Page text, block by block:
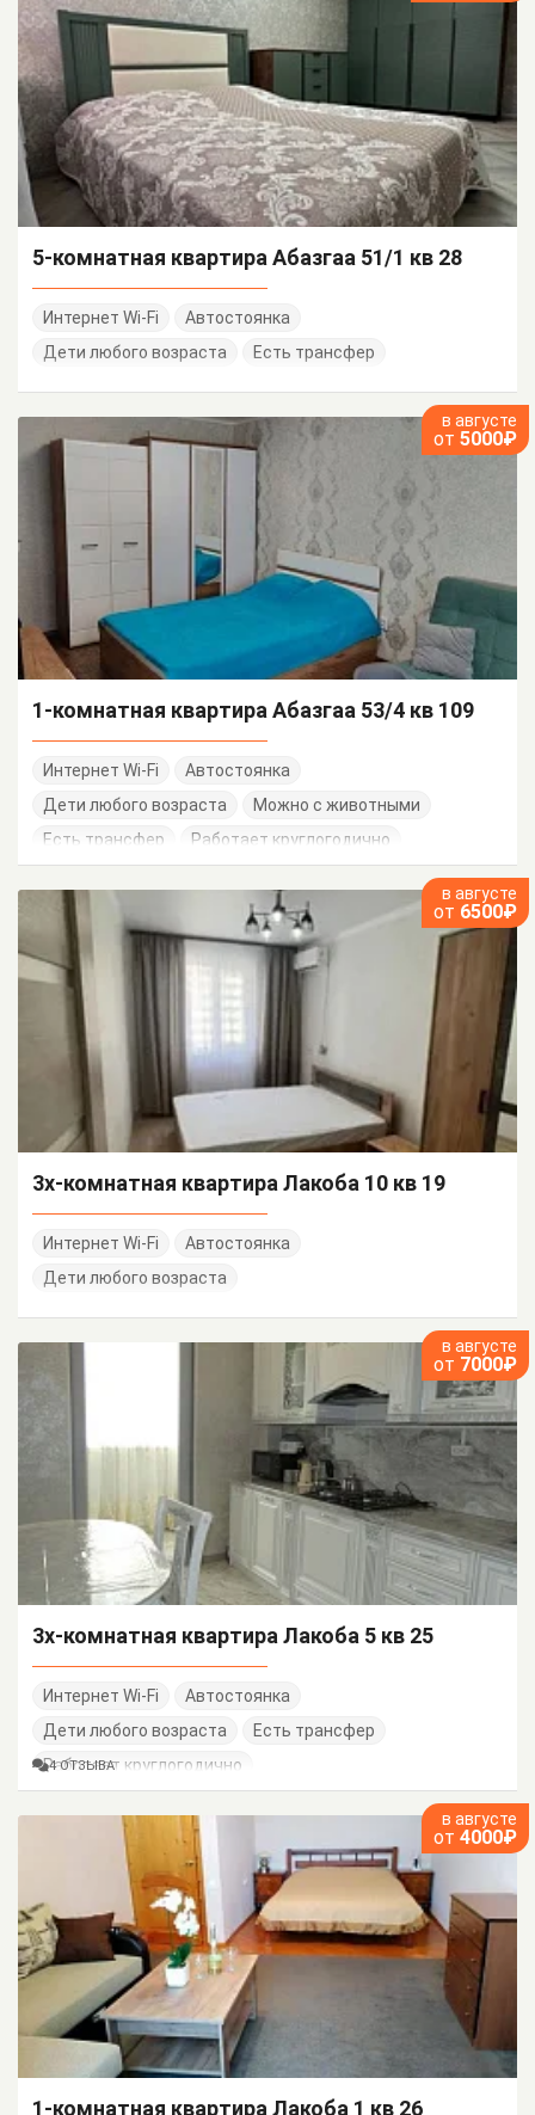
5-комнатная квартира Абазгаа 51/1 кв 28
Интернет Wi-Fi
Автостоянка
Дети любого возраста
Есть трансфер
в августе
от 5000₽
1-комнатная квартира Абазгаа 53/4 кв 109
Интернет Wi-Fi
Автостоянка
Дети любого возраста
Можно с животными
Есть трансфер
Работает круглогодично
в августе
от 6500₽
3х-комнатная квартира Лакоба 10 кв 19
Интернет Wi-Fi
Автостоянка
Дети любого возраста
в августе
от 7000₽
3х-комнатная квартира Лакоба 5 кв 25
Интернет Wi-Fi
Автостоянка
Дети любого возраста
Есть трансфер
Работает круглогодично
4 ОТЗЫВА
в августе
от 4000₽
1-комнатная квартира Лакоба 1 кв 26